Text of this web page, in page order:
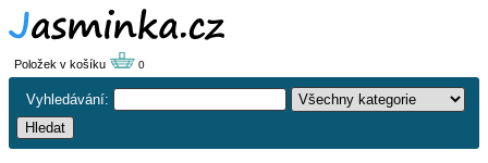
Položek v košíku 0
Vyhledávání: